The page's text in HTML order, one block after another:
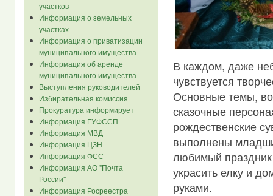
участков
Информация о земельных
участках
Информация о приватизации
муниципального имущества
Информация об аренде
муниципального имущества
Выступления руководителей
Избирательная комиссия
Прокуратура информирует
Информация ГУФССП
Информация МВД
Информация ЦЗН
Информация ФСС
Информация АО "Почта
России"
Информация Росреестра
В каждом, даже
чувствуется
Основные темы,
сказочные
рождественские
выполнены
любимый
украсить елку и
руками.